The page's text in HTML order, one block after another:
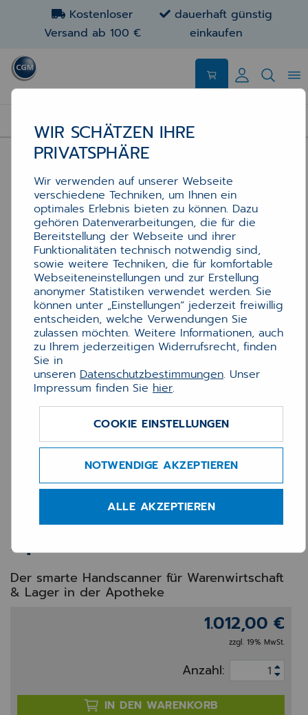
Kostenloser
Versand ab 100 €
dauerhaft günstig
einkaufen
Zebra TC22 MDE Barcode
Scanner (WiFi, ohne
Mobilfunk) – Mobiles
Datenerfassungsgerät für
Apotheken
Der smarte Handscanner für Warenwirtschaft
& Lager in der Apotheke
1.012,00 €
zzgl. 19% MwSt.
Anzahl:
IN DEN WARENKORB
WIR SCHÄTZEN IHRE
PRIVATSPHÄRE
Wir verwenden auf unserer Webseite
verschiedene Techniken, um Ihnen ein
optimales Erlebnis bieten zu können. Dazu
gehören Datenverarbeitungen, die für die
Bereitstellung der Webseite und ihrer
Funktionalitäten technisch notwendig sind,
sowie weitere Techniken, die für komfortable
Webseiteneinstellungen und zur Erstellung
anonymer Statistiken verwendet werden. Sie
können unter „Einstellungen“ jederzeit freiwillig
entscheiden, welche Verwendungen Sie
zulassen möchten. Weitere Informationen, auch
zu Ihrem jederzeitigen Widerrufsrecht, finden
Sie in
unseren Datenschutzbestimmungen. Unser
Impressum finden Sie hier.
COOKIE EINSTELLUNGEN
NOTWENDIGE AKZEPTIEREN
ALLE AKZEPTIEREN